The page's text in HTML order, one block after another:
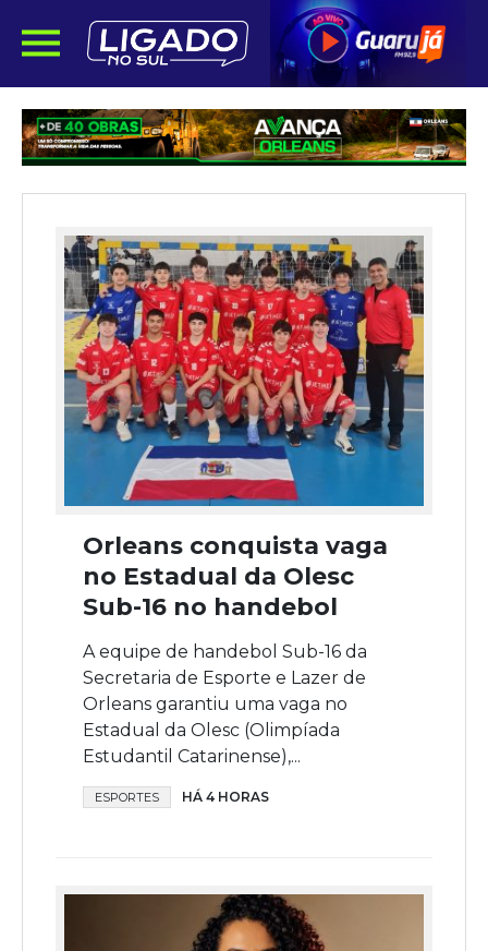
Orleans conquista vaga
no Estadual da Olesc
Sub-16 no handebol
A equipe de handebol Sub-16 da
Secretaria de Esporte e Lazer de
Orleans garantiu uma vaga no
Estadual da Olesc (Olimpíada
Estudantil Catarinense),...
ESPORTES HÁ 4 HORAS